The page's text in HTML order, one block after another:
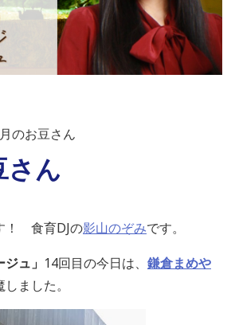
のお豆さん
さん
！ 食育DJの影山のぞみです。
ュ」 14回目の今日は、 鎌倉まめや
ました。